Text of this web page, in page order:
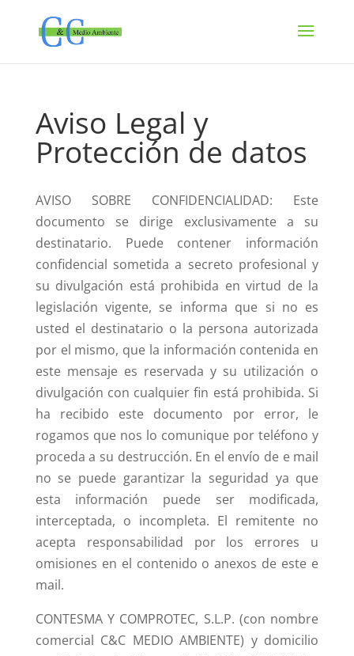
Aviso Legal y
Protección de datos
AVISO SOBRE CONFIDENCIALIDAD: Este
documento se dirige exclusivamente a su
destinatario. Puede contener información
confidencial sometida a secreto profesional y
su divulgación está prohibida en virtud de la
legislación vigente, se informa que si no es
usted el destinatario o la persona autorizada
por el mismo, que la información contenida en
este mensaje es reservada y su utilización o
divulgación con cualquier fin está prohibida. Si
ha recibido este documento por error, le
rogamos que nos lo comunique por teléfono y
proceda a su destrucción. En el envío de e mail
no se puede garantizar la seguridad ya que
esta información puede ser modificada,
interceptada, o incompleta. El remitente no
acepta responsabilidad por los errores u
omisiones en el contenido o anexos de este e
mail.
CONTESMA Y COMPROTEC, S.L.P. (con nombre
comercial C&C MEDIO AMBIENTE) y domicilio